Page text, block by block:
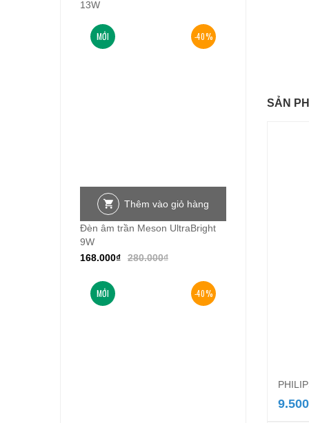
SẢN
13W
-40%
MỚI
Thêm vào giỏ hàng
Đèn âm trần Meson UltraBright
9W
280.000₫
168.000₫
-40%
MỚI